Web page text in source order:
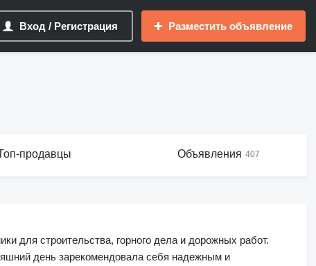
Вход / Регистрация Разместить объявление
продавцы Объявления 407
для строительства, горного дела и дорожных работ.
день зарекомендовала себя надежным и